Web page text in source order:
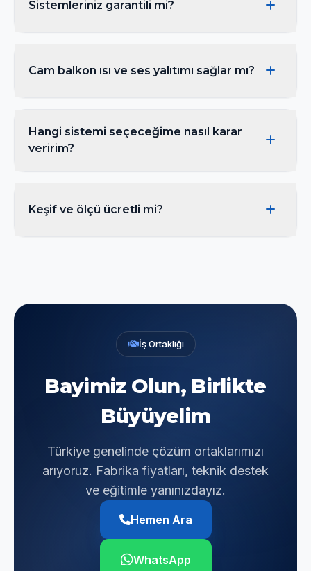
koşullarına göre değişir. Ücretsiz keşif sonrası
Sistemleriniz garantili mi?
garanti dahilindedir.
Cam balkon ısı ve ses yalıtımı sağlar mı?
sayesinde ısı kaybını ve dış gürültüyü belirgin
şekilde azaltır.
Hangi sistemi seçeceğime nasıl karar
veririm?
en uygun sistemi önerir.
Keşif ve ölçü ücretli mi?
İş Ortaklığı
Bayimiz Olun, Birlikte
Büyüyelim
Türkiye genelinde çözüm ortaklarımızı
arıyoruz. Fabrika fiyatları, teknik destek
ve eğitimle yanınızdayız.
Hemen Ara
WhatsApp